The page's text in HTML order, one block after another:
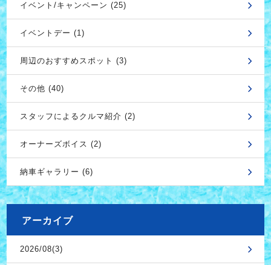
イベント/キャンペーン (25)
イベントデー (1)
周辺のおすすめスポット (3)
その他 (40)
スタッフによるクルマ紹介 (2)
オーナーズボイス (2)
納車ギャラリー (6)
アーカイブ
2026/08(3)